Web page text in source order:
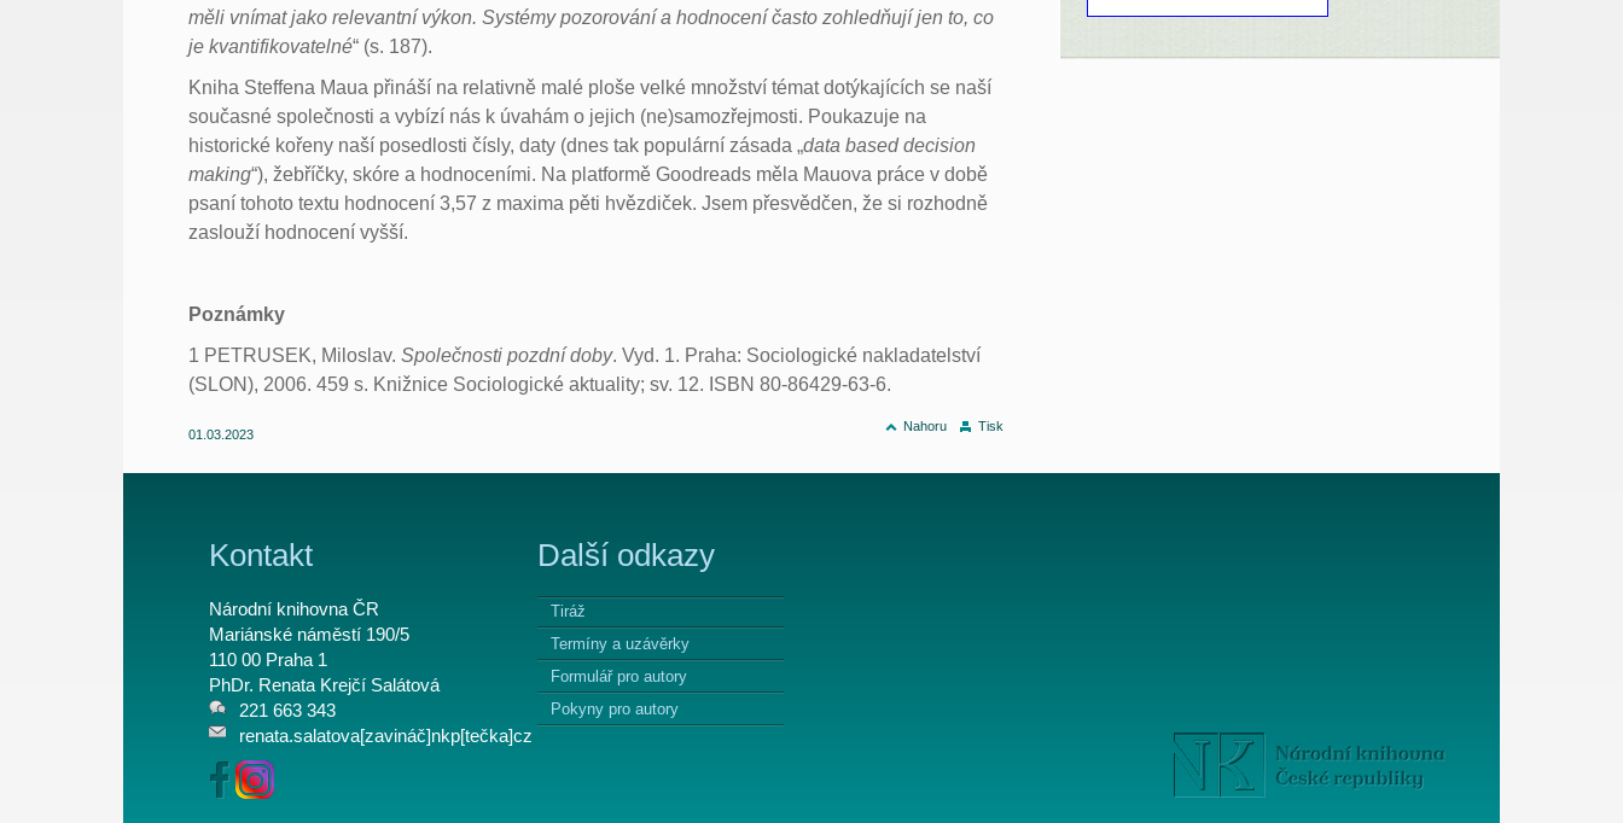
měli vnímat jako relevantní výkon. Systémy pozorování a hodnocení často zohledňují jen to, co
je kvantifikovatelné“ (s. 187).
Kniha Steffena Maua přináší na relativně malé ploše velké množství témat dotýkajících se naší
současné společnosti a vybízí nás k úvahám o jejich (ne)samozřejmosti. Poukazuje na
historické kořeny naší posedlosti čísly, daty (dnes tak populární zásada „data based decision
making“), žebříčky, skóre a hodnoceními. Na platformě Goodreads měla Mauova práce v době
psaní tohoto textu hodnocení 3,57 z maxima pěti hvězdiček. Jsem přesvědčen, že si rozhodně
zaslouží hodnocení vyšší.
Poznámky
1 PETRUSEK, Miloslav.Společnosti pozdní doby. Vyd. 1. Praha: Sociologické nakladatelství
(SLON), 2006. 459 s. Knižnice Sociologické aktuality; sv. 12. ISBN 80-86429-63-6.
Nahoru Tisk
01.03.2023
Kontakt
Národní knihovna ČR
Mariánské náměstí 190/5
110 00 Praha 1
PhDr. Renata Krejčí Salátová
221 663 343
renata.salatova[zavináč]nkp[tečka]cz
Další odkazy
Tiráž
Termíny a uzávěrky
Formulář pro autory
Pokyny pro autory